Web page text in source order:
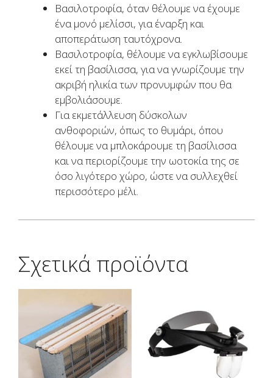
Βασιλοτροφία, όταν θέλουμε να έχουμε
ένα μονό μελίσσι, για έναρξη και
αποπεράτωση ταυτόχρονα.
Βασιλοτροφία, θέλουμε να εγκλωβίσουμε
εκεί τη βασίλισσα, για να γνωρίζουμε την
ακριβή ηλικία των προνυμφών που θα
εμβολιάσουμε.
Για εκμετάλλευση δύσκολων
ανθοφοριών, όπως το θυμάρι, όπου
θέλουμε να μπλοκάρουμε τη βασίλισσα
και να περιορίζουμε την ωοτοκία της σε
όσο λιγότερο χώρο, ώστε να συλλεχθεί
περισσότερο μέλι.
Σχετικά προϊόντα